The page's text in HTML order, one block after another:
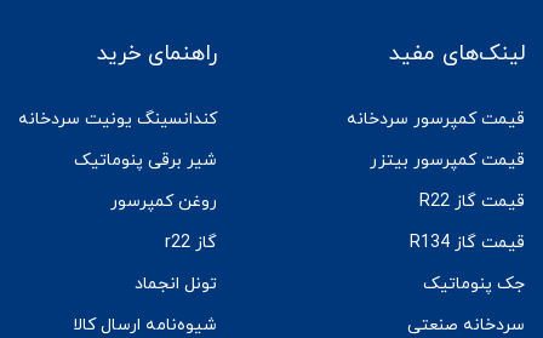
لینک‌های مفید
قیمت کمپرسور سردخانه
قیمت کمپرسور بیتزر
قیمت گاز R22
قیمت گاز R134
جک پنوماتیک
سردخانه صنعتی
راهنمای خرید
کندانسینگ یونیت سردخانه
شیر برقی پنوماتیک
روغن کمپرسور
گاز r22
تونل انجماد
شیوه‌نامه ارسال کالا